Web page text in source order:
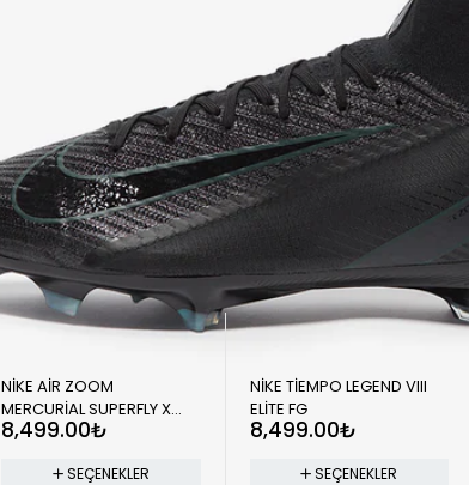
NİKE AİR ZOOM
MERCURİAL SUPERFLY X
ELİTE FG
8,499.00₺
SEÇENEKLER
NİKE TİEMPO LEGEND VIII
ELİTE FG
8,499.00₺
SEÇENEKLER